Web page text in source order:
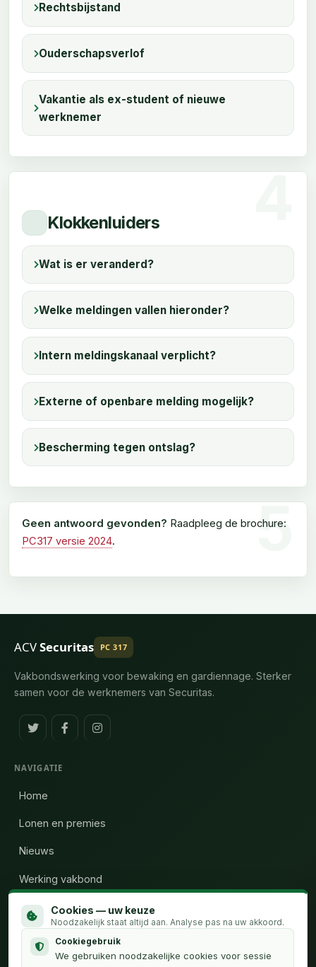
Rechtsbijstand
Ouderschapsverlof
Vakantie als ex-student of nieuwe
werknemer
Klokkenluiders
Wat is er veranderd?
Welke meldingen vallen hieronder?
Intern meldingskanaal verplicht?
Externe of openbare melding mogelijk?
Bescherming tegen ontslag?
Geen antwoord gevonden? Raadpleeg de brochure:
PC317 versie 2024.
ACVSecuritas PC 317
Vakbondswerking voor bewaking en gardiennage. Sterker
samen voor de werknemers van Securitas.
NAVIGATIE
Home
Lonen en premies
Nieuws
Werking vakbond
Wie zijn wij
Calculator uren
Contact
Cookies — uw keuze
Noodzakelijk staat altijd aan. Analyse pas na uw akkoord.
Cookiegebruik
We gebruiken noodzakelijke cookies voor sessie